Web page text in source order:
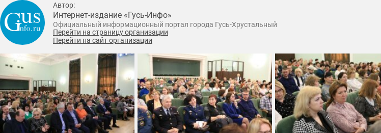
Автор:
Интернет-издание «Гусь-Инфо»
Официальный информационный портал города Гусь-Хрустальный
Перейти на страницу организации
Перейти на сайт организации